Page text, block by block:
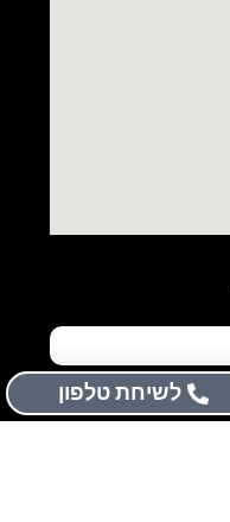
לשיחת טלפון